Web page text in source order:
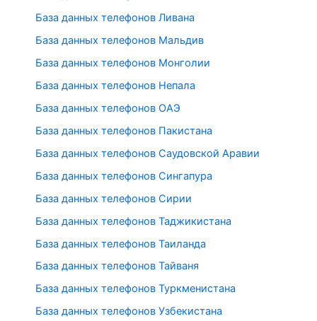
База данных телефонов Ливана
База данных телефонов Мальдив
База данных телефонов Монголии
База данных телефонов Непала
База данных телефонов ОАЭ
База данных телефонов Пакистана
База данных телефонов Саудовской Аравии
База данных телефонов Сингапура
База данных телефонов Сирии
База данных телефонов Таджикистана
База данных телефонов Таиланда
База данных телефонов Тайваня
База данных телефонов Туркменистана
База данных телефонов Узбекистана